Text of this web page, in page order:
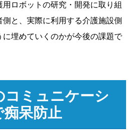
ロボットの研究・開発に取り組
と、実際に利用する介護施設側
に埋めていくのかが今後の課題で
コミュニケーシ
痴呆防止